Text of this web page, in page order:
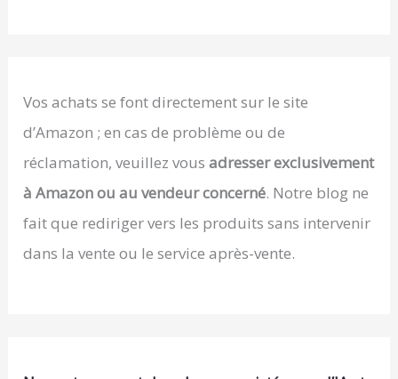
votre attention svp : Si vous souhaitez que le
produit soit plus stable pendant l'utilisation,
veuillez placer le produit sur le tapis de fitness
avant utilisation. Si vous utilisez le produit
directement sur le sol, une instabilité peut se
produire. Merci de votre compréhension et de
Vos achats se font directement sur le site
d’Amazon ; en cas de problème ou de
réclamation, veuillez vousadresser exclusivement
à Amazon ou au vendeur concerné. Notre blog ne
fait que rediriger vers les produits sans intervenir
dans la vente ou le service après-vente.